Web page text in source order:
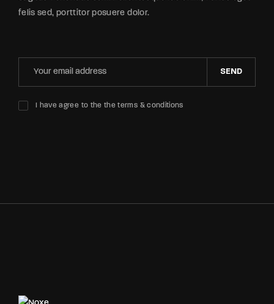
felis sed, porttitor posuere dolor.
SEND
I have agree to the the terms & conditions